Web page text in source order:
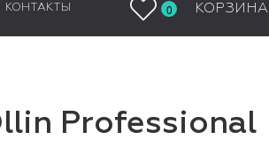
КОНТАКТЫ 0 КОРЗИНА
Professional